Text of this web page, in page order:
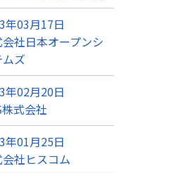
年03月17日
社日本オープンシ
ズ
年02月20日
式会社
年01月25日
社ヒスコム